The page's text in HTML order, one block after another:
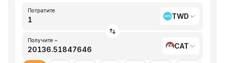
Потратите
TWD
Получите ~
CAT